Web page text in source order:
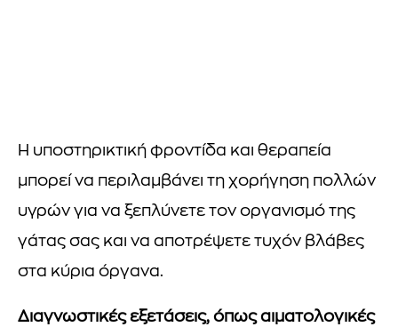
Η υποστηρικτική φροντίδα και θεραπεία
μπορεί να περιλαμβάνει τη χορήγηση πολλών
υγρών για να ξεπλύνετε τον οργανισμό της
γάτας σας και να αποτρέψετε τυχόν βλάβες
στα κύρια όργανα.
Διαγνωστικές εξετάσεις, όπως αιματολογικές